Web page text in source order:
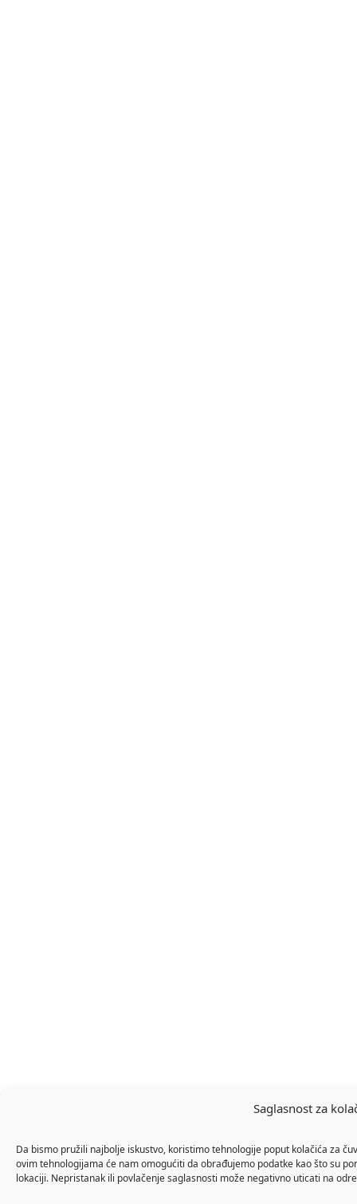
Saglasnost za
Da bismo pružili najbolje iskustvo, koristimo tehnologije poput kolačića za
ovim tehnologijama će nam omogućiti da obrađujemo podatke kao što su
lokaciji. Nepristanak ili povlačenje saglasnosti može negativno uticati na